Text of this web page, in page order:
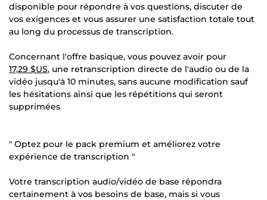
disponible pour répondre à vos questions, discuter de
vos exigences et vous assurer une satisfaction totale tout
au long du processus de transcription.
Concernant l'offre basique, vous pouvez avoir pour
17,29 $US, une retranscription directe de l'audio ou de la
vidéo jusqu'à 10 minutes, sans aucune modification sauf
les hésitations ainsi que les répétitions qui seront
supprimées
" Optez pour le pack premium et améliorez votre
expérience de transcription "
Votre transcription audio/vidéo de base répondra
certainement à vos besoins de base, mais si vous